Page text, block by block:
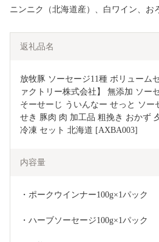
ニンニク（北海道産）、白ワイン、お
返礼品名
放牧豚 ソーセージ11種 ボリューム
ァクトリー株式会社】 無添加 ソー
そーせーじ ういんなー せっと ソー
せき 豚肉 肉 加工品 粗挽き おかず
冷凍 セット 北海道 [AXBA003]
内容量
・ポークウインナー100g×1パック
・ハーブソーセージ100g×1パック